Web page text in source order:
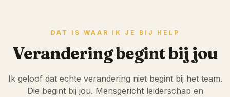
DAT IS WAAR IK JE BIJ HELP
Verandering begint bij jou
Ik geloof dat echte verandering niet begint bij het team.
Die begint bij jou. Mensgericht leiderschap en